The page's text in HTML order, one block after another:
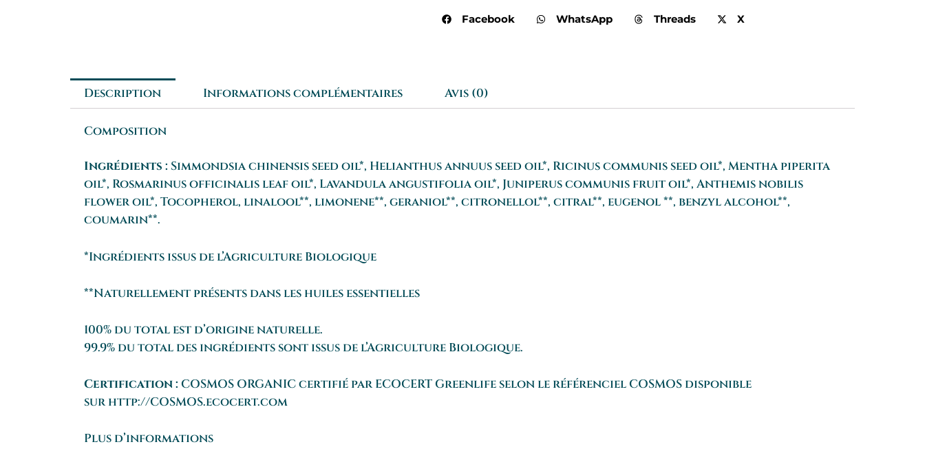
Facebook WhatsApp Threads X
Description Informations complémentaires Avis (0)
Composition
Ingrédients : Simmondsia chinensis seed oil*, Helianthus annuus seed oil*, Ricinus communis seed oil*, Mentha piperita
oil*, Rosmarinus officinalis leaf oil*, Lavandula angustifolia oil*, Juniperus communis fruit oil*, Anthemis nobilis
flower oil*, Tocopherol, linalool**, limonene**, geraniol**, citronellol**, citral**, eugenol **, benzyl alcohol**,
coumarin**.
*Ingrédients issus de l’Agriculture Biologique
**Naturellement présents dans les huiles essentielles
100% du total est d’origine naturelle.
99.9% du total des ingrédients sont issus de l’Agriculture Biologique.
Certification : COSMOS ORGANIC certifié par ECOCERT Greenlife selon le référenciel COSMOS disponible
surhttp://COSMOS.ecocert.com
Plus d’informations